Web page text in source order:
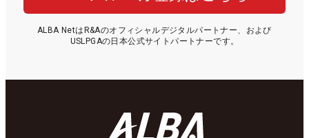
ALBA NetはR&Aのオフィシャルデジタルパートナー、および
USLPGAの日本公式サイトパートナーです。